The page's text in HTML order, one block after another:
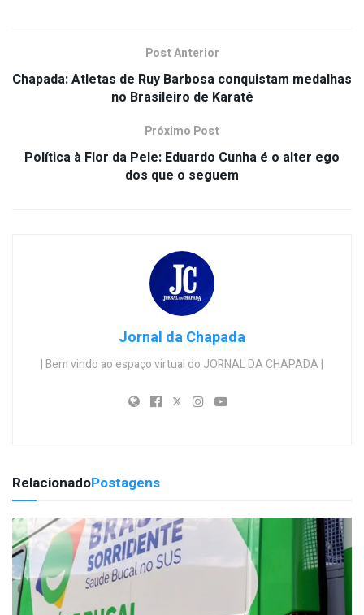
Post Anterior
Chapada: Atletas de Ruy Barbosa conquistam medalhas
no Brasileiro de Karatê
Próximo Post
Política à Flor da Pele: Eduardo Cunha é o alter ego
dos que o seguem
Jornal da Chapada
| Bem vindo ao espaço virtual do JORNAL DA CHAPADA |
RelacionadoPostagens